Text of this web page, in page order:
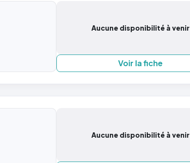
Aucune disponibilité à venir
Voir la fiche
Aucune disponibilité à venir